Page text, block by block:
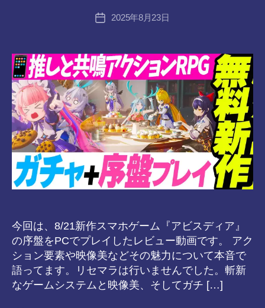
投
稿
a
8-
vr
投
2025年8月23日
今回は、8/21新作スマホゲーム『アビスディア』
の序盤をPCでプレイしたレビュー動画です。 アク
ション要素や映像美などその魅力について本音で
語ってます。リセマラは行いませんでした。斬新
なゲームシステムと映像美、そしてガチ […]